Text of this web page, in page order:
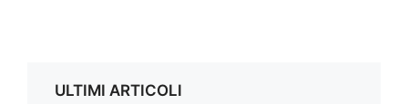
ULTIMI ARTICOLI